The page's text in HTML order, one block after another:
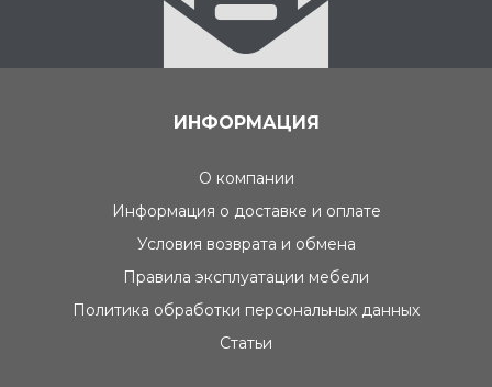
ИНФОРМАЦИЯ
О компании
Информация о доставке и оплате
Условия возврата и обмена
Правила эксплуатации мебели
Политика обработки персональных данных
Статьи